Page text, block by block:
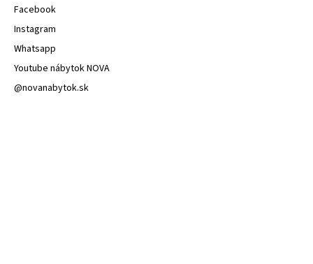
Facebook
Instagram
Whatsapp
Youtube nábytok NOVA
@novanabytok.sk